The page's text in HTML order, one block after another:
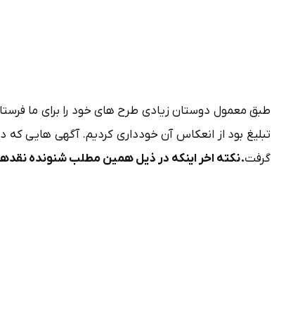
طبق معمول دوستان زیادی طرح های خود را برای ما
تبلیغ بود از انعکاس آن خودداری کردیم. آگهی هایی که
گرفت.نکته اخر اینکه در ذیل همین مطلب شنونده